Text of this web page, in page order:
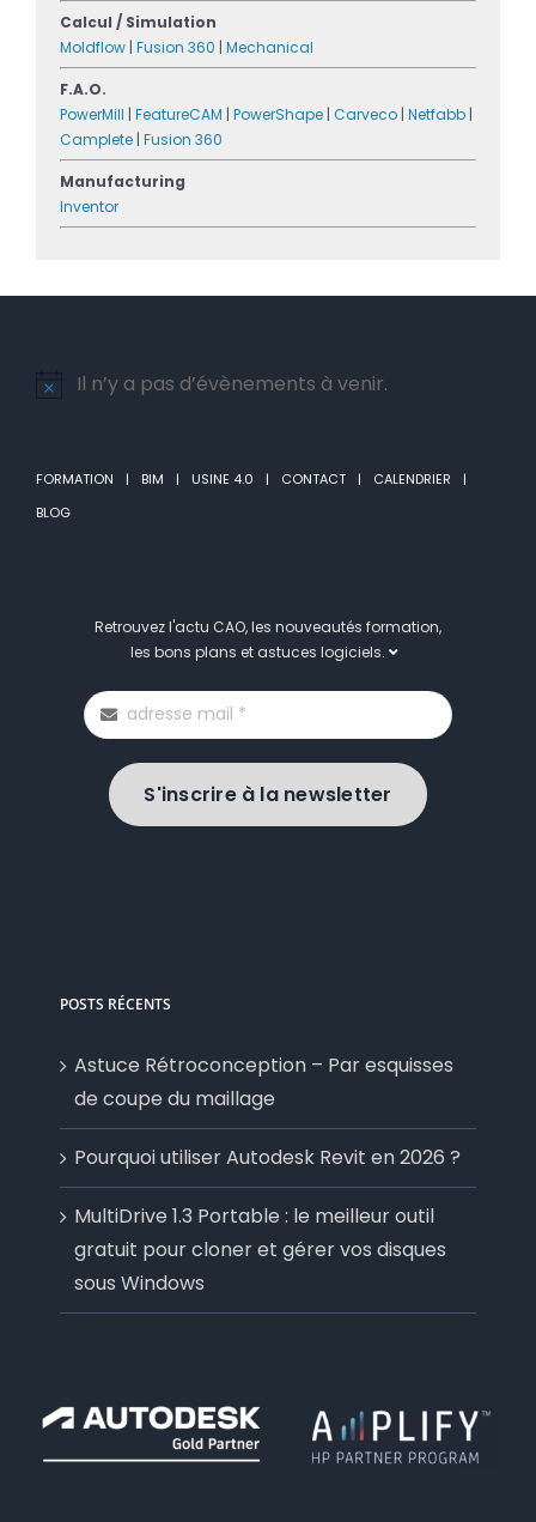
Calcul / Simulation
Moldflow | Fusion 360 | Mechanical
F.A.O.
PowerMill | FeatureCAM | PowerShape | Carveco | Netfabb |
Camplete | Fusion 360
Manufacturing
Inventor
Notice
Il n’y a pas d’évènements à venir.
FORMATION BIM USINE 4.0 CONTACT
CALENDRIER
BLOG
Retrouvez l'actu CAO, les nouveautés formation,
les bons plans et astuces logiciels.
S'inscrire à la newsletter
POSTS RÉCENTS
Astuce Rétroconception – Par esquisses
de coupe du maillage
Pourquoi utiliser Autodesk Revit en 2026 ?
MultiDrive 1.3 Portable : le meilleur outil
gratuit pour cloner et gérer vos disques
sous Windows